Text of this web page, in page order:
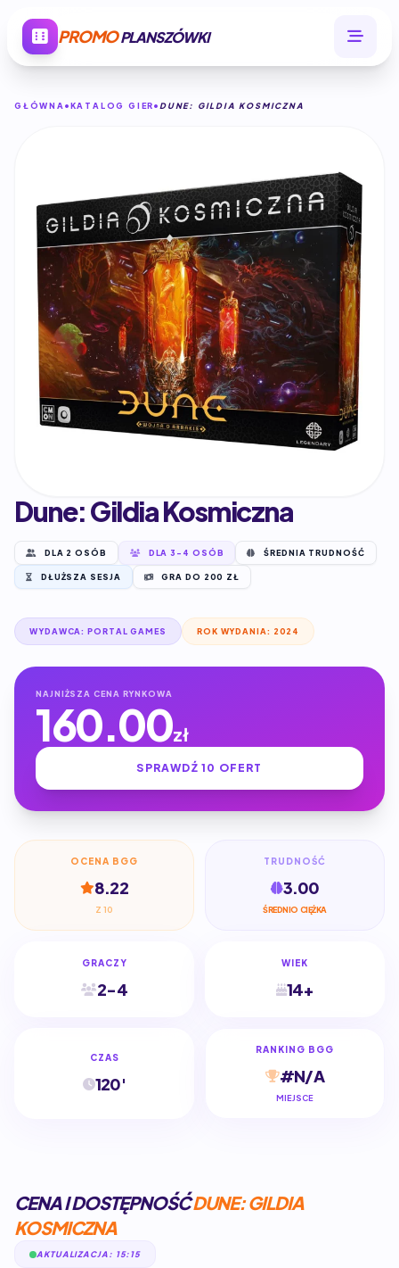
PROMOPLANSZÓWKI
GŁÓWNA KATALOG GIER DUNE: GILDIA KOSMICZNA
Dune: Gildia Kosmiczna
DLA 2 OSÓB DLA 3-4 OSÓB ŚREDNIA TRUDNOŚĆ
DŁUŻSZA SESJA GRA DO 200 ZŁ
WYDAWCA: PORTAL GAMES ROK WYDANIA: 2024
NAJNIŻSZA CENA RYNKOWA
160.00zł
SPRAWDŹ 10 OFERT
OCENA BGG
8.22
Z 10
TRUDNOŚĆ
3.00
ŚREDNIO CIĘŻKA
GRACZY
2-4
WIEK
14+
CZAS
120'
RANKING BGG
#N/A
MIEJSCE
CENA I DOSTĘPNOŚĆDUNE: GILDIA
KOSMICZNA
AKTUALIZACJA: 15:15